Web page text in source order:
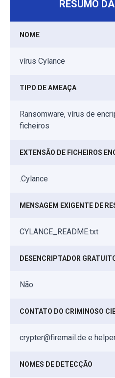
RESUMO
NOME
vírus Cylance
TIPO DE AMEAÇA
Ransomware, vírus de
ficheiros
EXTENSÃO DE FICHEIROS
.Cylance
MENSAGEM EXIGENTE DE
CYLANCE_README.txt
DESENCRIPTADOR
Não
CONTATO DO CRIMINOSO
crypter@firemail.de e
NOMES DE DETECÇÃO